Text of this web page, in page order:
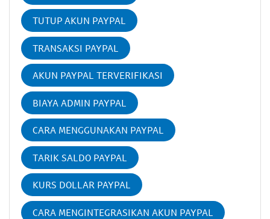
TUTUP AKUN PAYPAL
TRANSAKSI PAYPAL
AKUN PAYPAL TERVERIFIKASI
BIAYA ADMIN PAYPAL
CARA MENGGUNAKAN PAYPAL
TARIK SALDO PAYPAL
KURS DOLLAR PAYPAL
CARA MENGINTEGRASIKAN AKUN PAYPAL